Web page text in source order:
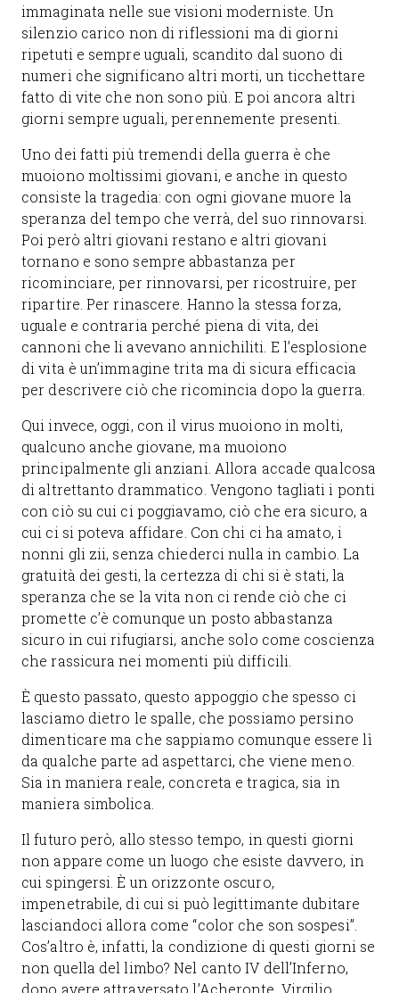
immaginata nelle sue visioni moderniste. Un
silenzio carico non di riflessioni ma di giorni
ripetuti e sempre uguali, scandito dal suono di
numeri che significano altri morti, un ticchettare
fatto di vite che non sono più. E poi ancora altri
giorni sempre uguali, perennemente presenti.
Uno dei fatti più tremendi della guerra è che
muoiono moltissimi giovani, e anche in questo
consiste la tragedia: con ogni giovane muore la
speranza del tempo che verrà, del suo rinnovarsi.
Poi però altri giovani restano e altri giovani
tornano e sono sempre abbastanza per
ricominciare, per rinnovarsi, per ricostruire, per
ripartire. Per rinascere. Hanno la stessa forza,
uguale e contraria perché piena di vita, dei
cannoni che li avevano annichiliti. E l’esplosione
di vita è un’immagine trita ma di sicura efficacia
per descrivere ciò che ricomincia dopo la guerra.
Qui invece, oggi, con il virus muoiono in molti,
qualcuno anche giovane, ma muoiono
principalmente gli anziani. Allora accade qualcosa
di altrettanto drammatico. Vengono tagliati i ponti
con ciò su cui ci poggiavamo, ciò che era sicuro, a
cui ci si poteva affidare. Con chi ci ha amato, i
nonni gli zii, senza chiederci nulla in cambio. La
gratuità dei gesti, la certezza di chi si è stati, la
speranza che se la vita non ci rende ciò che ci
promette c’è comunque un posto abbastanza
sicuro in cui rifugiarsi, anche solo come coscienza
che rassicura nei momenti più difficili.
È questo passato, questo appoggio che spesso ci
lasciamo dietro le spalle, che possiamo persino
dimenticare ma che sappiamo comunque essere lì
da qualche parte ad aspettarci, che viene meno.
Sia in maniera reale, concreta e tragica, sia in
maniera simbolica.
Il futuro però, allo stesso tempo, in questi giorni
non appare come un luogo che esiste davvero, in
cui spingersi. È un orizzonte oscuro,
impenetrabile, di cui si può legittimante dubitare
lasciandoci allora come “color che son sospesi”.
Cos’altro è, infatti, la condizione di questi giorni se
non quella del limbo? Nel canto IV dell’Inferno,
dopo avere attraversato l’Acheronte, Virgilio